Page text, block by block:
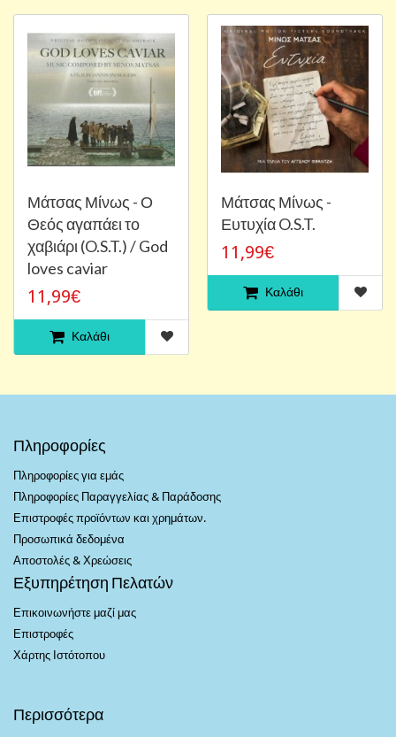
Μάτσας Μίνως - Ο
Θεός αγαπάει το
χαβιάρι (O.S.T.) / God
loves caviar
11,99€
Καλάθι
Μάτσας Μίνως -
Ευτυχία O.S.T.
11,99€
Καλάθι
Πληροφορίες
Πληροφορίες για εμάς
Πληροφορίες Παραγγελίας & Παράδοσης
Επιστροφές προϊόντων και χρημάτων.
Προσωπικά δεδομένα
Αποστολές & Χρεώσεις
Εξυπηρέτηση Πελατών
Επικοινωνήστε μαζί μας
Επιστροφές
Χάρτης Ιστότοπου
Περισσότερα